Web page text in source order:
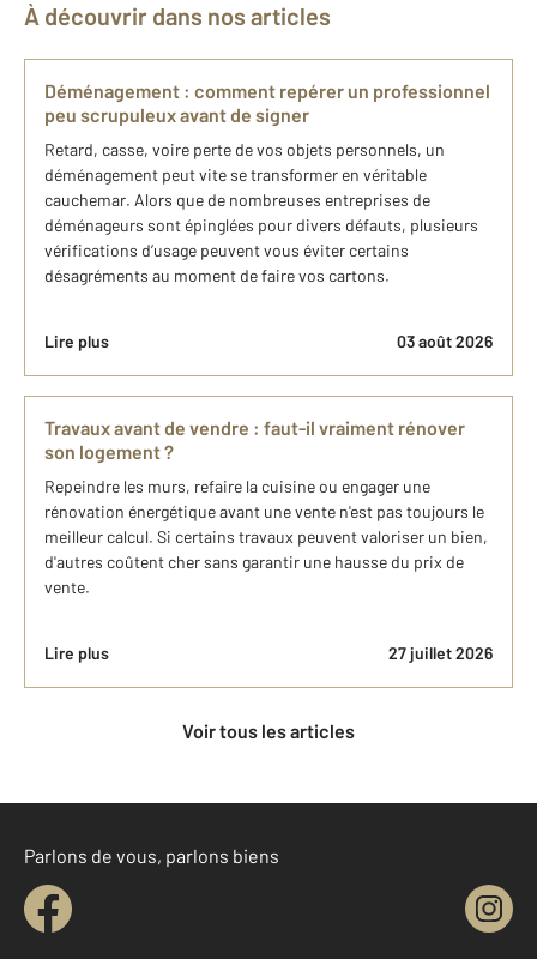
À découvrir dans nos articles
Déménagement : comment repérer un professionnel
peu scrupuleux avant de signer
Retard, casse, voire perte de vos objets personnels, un
déménagement peut vite se transformer en véritable
cauchemar. Alors que de nombreuses entreprises de
déménageurs sont épinglées pour divers défauts, plusieurs
vérifications d’usage peuvent vous éviter certains
désagréments au moment de faire vos cartons.
Lire plus 03 août 2026
Travaux avant de vendre : faut-il vraiment rénover
son logement ?
Repeindre les murs, refaire la cuisine ou engager une
rénovation énergétique avant une vente n'est pas toujours le
meilleur calcul. Si certains travaux peuvent valoriser un bien,
d'autres coûtent cher sans garantir une hausse du prix de
vente.
Lire plus 27 juillet 2026
Voir tous les articles
Parlons de vous, parlons biens